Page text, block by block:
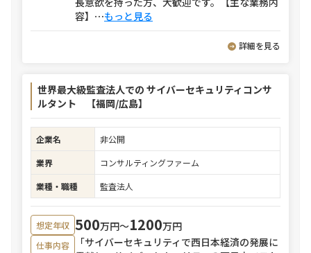
容】 ⋯もっと見る
詳細を見る
世界最大級監査法人での サイバーセキュリティコンサ
ルタント 【福岡/広島】
企業名
非公開
業界
コンサルティングファーム
業種・職種
監査法人
想定年収 500万円〜1200万円
仕事内容
「サイバーセキュリティで西日本経済の発展に